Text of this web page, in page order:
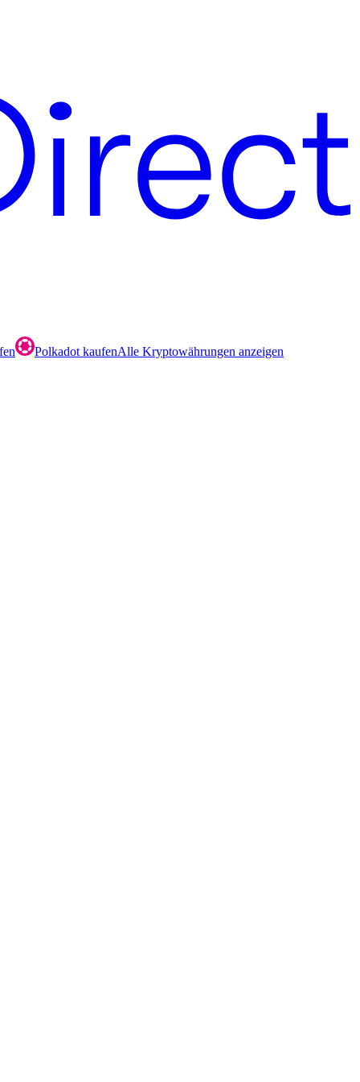
Polkadot kaufenAlle Kryptowährungen anzeigen